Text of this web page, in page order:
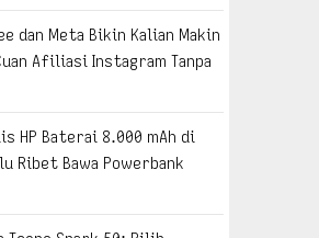
dan Meta Bikin Kalian Makin
Afiliasi Instagram Tanpa
HP Baterai 8.000 mAh di
Ribet Bawa Powerbank